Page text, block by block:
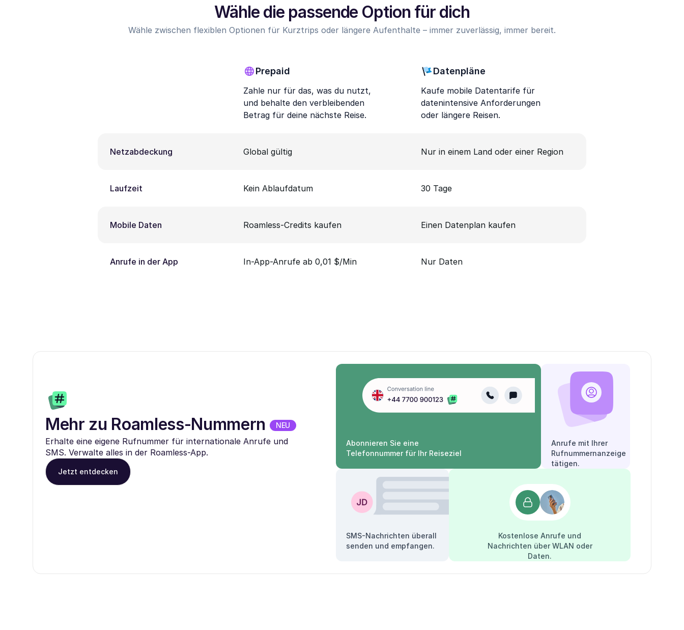
Wähle die passende Option für dich
Wähle zwischen flexiblen Optionen für Kurztrips oder längere Aufenthalte – immer zuverlässig, immer bereit.
Prepaid
Zahle nur für das, was du nutzt,
und behalte den verbleibenden
Betrag für deine nächste Reise.
Datenpläne
Kaufe mobile Datentarife für
datenintensive Anforderungen
oder längere Reisen.
Netzabdeckung Global gültig Nur in einem Land oder einer Region
Laufzeit Kein Ablaufdatum 30 Tage
Mobile Daten Roamless-Credits kaufen Einen Datenplan kaufen
Anrufe in der App In-App-Anrufe ab 0,01 $/Min Nur Daten
Mehr zu Roamless-Nummern NEU
Erhalte eine eigene Rufnummer für internationale Anrufe und
SMS. Verwalte alles in der Roamless-App.
Jetzt entdecken
Abonnieren Sie eine
Telefonnummer für Ihr Reiseziel
Anrufe mit Ihrer
Rufnummernanzeige
tätigen.
SMS-Nachrichten überall
senden und empfangen.
Kostenlose Anrufe und
Nachrichten über WLAN oder
Daten.